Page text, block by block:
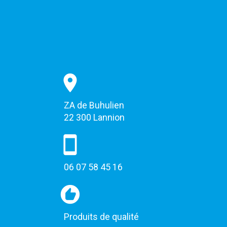
ZA de Buhulien
22 300 Lannion
06 07 58 45 16
Produits de qualité